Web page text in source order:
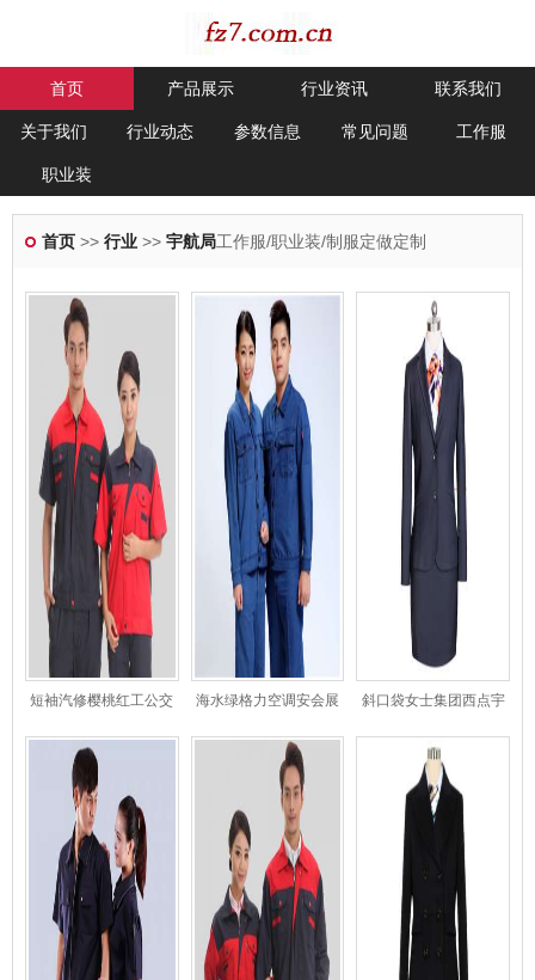
首页 产品展示 行业资讯 联系我们
关于我们 行业动态 参数信息 常见问题 工作服
职业装
首页 >> 行业 >> 宇航局工作服/职业装/制服定做定制
短袖汽修樱桃红工公交
海水绿格力空调安会展
斜口袋女士集团西点宇